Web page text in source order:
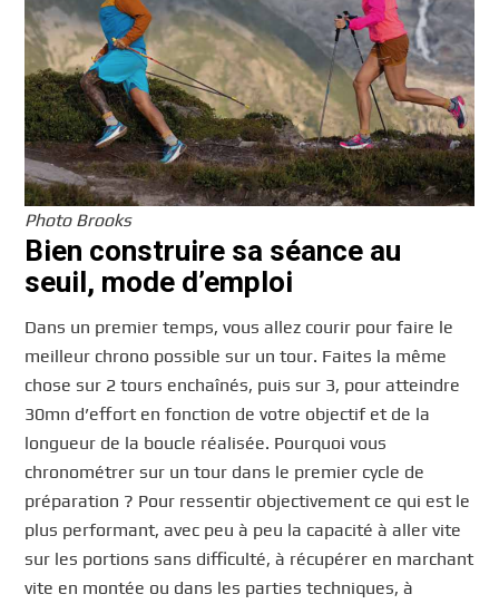
Photo Brooks
Bien construire sa séance au
seuil, mode d’emploi
Dans un premier temps, vous allez courir pour faire le
meilleur chrono possible sur un tour. Faites la même
chose sur 2 tours enchaînés, puis sur 3, pour atteindre
30mn d’effort en fonction de votre objectif et de la
longueur de la boucle réalisée. Pourquoi vous
chronométrer sur un tour dans le premier cycle de
préparation ? Pour ressentir objectivement ce qui est le
plus performant, avec peu à peu la capacité à aller vite
sur les portions sans difficulté, à récupérer en marchant
vite en montée ou dans les parties techniques, à